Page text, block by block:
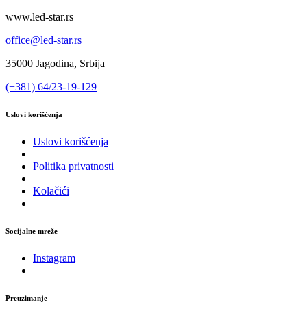
www.led-star.rs
office@led-star.rs
35000 Jagodina, Srbija
(+381) 64/23-19-129
Uslovi korišćenja
Uslovi korišćenja
Politika privatnosti
Kolačići
Socijalne mreže
Instagram
Preuzimanje